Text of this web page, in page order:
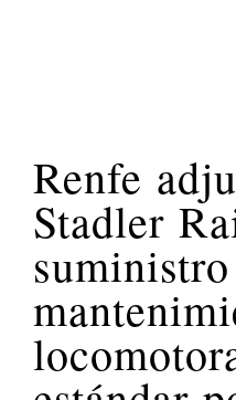
Renfe
Stadler